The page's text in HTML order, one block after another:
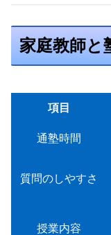
家庭教師と
項目
通塾時間
質問のしやすさ
授業内容